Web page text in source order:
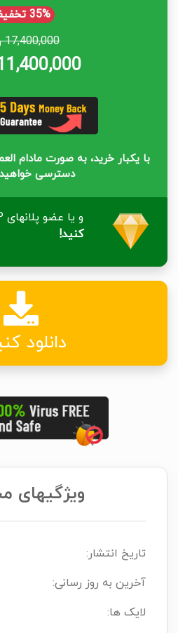
35% تخفیف
17,400,000 ریال
11,400,000
با یکبار خرید، به صورت مادام
دسترسی
و یا عضو پلانهای VIP شوید و
کنید!
دانلود
ویژگیهای
تاریخ انتشار:
آخرین به روز رسانی:
لایک ها: